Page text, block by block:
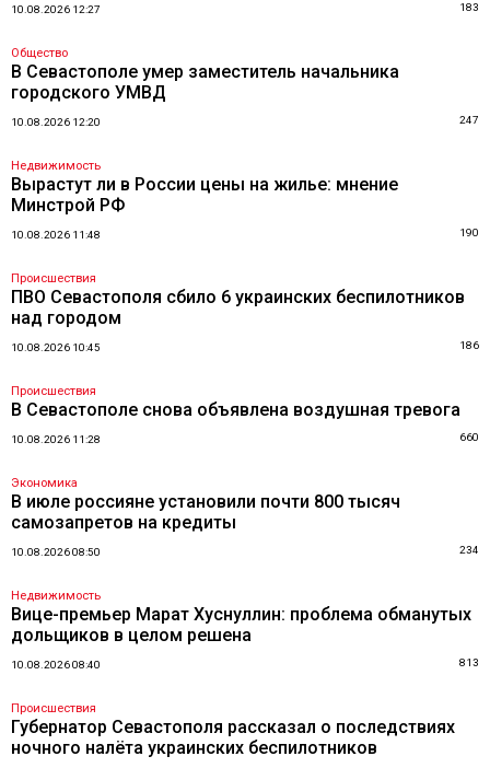
10.08.2026 12:27 183
Общество
В Севастополе умер заместитель начальника
городского УМВД
10.08.2026 12:20 247
Недвижимость
Вырастут ли в России цены на жилье: мнение
Минстрой РФ
10.08.2026 11:48 190
Происшествия
ПВО Севастополя сбило 6 украинских беспилотников
над городом
10.08.2026 10:45 186
Происшествия
В Севастополе снова объявлена воздушная тревога
10.08.2026 11:28 660
Экономика
В июле россияне установили почти 800 тысяч
самозапретов на кредиты
10.08.2026 08:50 234
Недвижимость
Вице-премьер Марат Хуснуллин: проблема обманутых
дольщиков в целом решена
10.08.2026 08:40 813
Происшествия
Губернатор Севастополя рассказал о последствиях
ночного налёта украинских беспилотников